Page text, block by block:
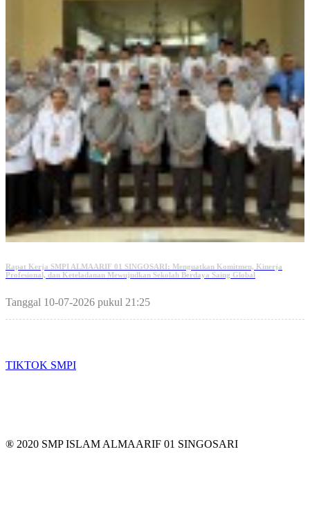
Rapat Kerja SMPI ALMAARIF 01 SINGOSARI: Menguatkan Komitmen, Kinerja
Profesional, dan Keteladanan Mewujudkan Sekolah Berdaya Saing Global
Tanggal 10-07-2026 pukul 21:25
TIKTOK SMPI
® 2020 SMP ISLAM ALMAARIF 01 SINGOSARI